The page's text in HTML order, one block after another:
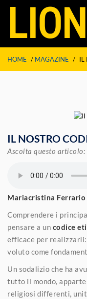
LION
HOME / MAGAZINE / IL
IL NOSTRO
Ascolta questo articolo:
Mariacristina Ferrario
Comprendere i
pensare a un codice
efficace per
voluto come
Un sodalizio che ha
tutto il mondo,
religiosi differenti,